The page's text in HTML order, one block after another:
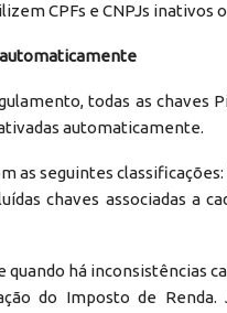
CPFs e CNPJs
automaticamente
todas as chaves
automaticamente.
as seguintes
chaves associadas a
quando há inconsistências
do Imposto de